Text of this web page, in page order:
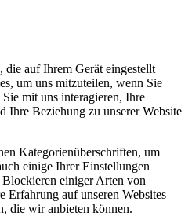
auf Ihrem Gerät eingestellt
um uns mitzuteilen, wenn Sie
mit uns interagieren, Ihre
Ihre Beziehung zu unserer Website
Kategorienüberschriften, um
einige Ihrer Einstellungen
Blockieren einiger Arten von
auf unseren Websites
die wir anbieten können.